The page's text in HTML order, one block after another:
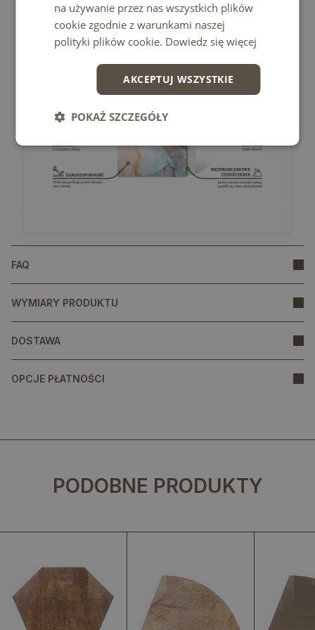
odkładania ciężkich przedmiotów.
FAQ
WYMIARY PRODUKTU
DOSTAWA
OPCJE PŁATNOŚCI
PODOBNE PRODUKTY
na używanie przez nas wszystkich plików
cookie zgodnie z warunkami naszej
polityki plików cookie. Dowiedz się więcej
AKCEPTUJ WSZYSTKIE
POKAŻ SZCZEGÓŁY